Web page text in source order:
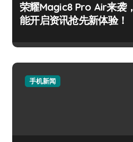
荣耀Magic8 Pro Air来袭
能开启资讯抢先新体验！
手机新闻